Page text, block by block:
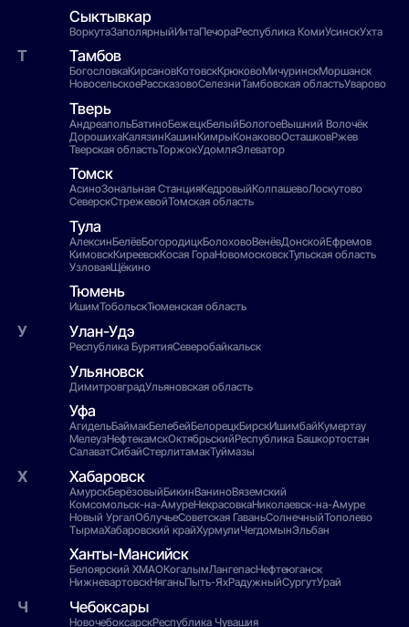
Сыктывкар
ВоркутаЗаполярныйИнтаПечораРеспублика КомиУсинскУхта
Тамбов
БогословкаКирсановКотовскКрюковоМичуринскМоршанск
НовосельскоеРассказовоСелезниТамбовская областьУварово
Тверь
АндреапольБатиноБежецкБелыйБологоеВышний Волочёк
ДорошихаКалязинКашинКимрыКонаковоОсташковРжев
Тверская областьТоржокУдомляЭлеватор
Томск
АсиноЗональная СтанцияКедровыйКолпашевоЛоскутово
СеверскСтрежевойТомская область
Тула
АлексинБелёвБогородицкБолоховоВенёвДонскойЕфремов
КимовскКиреевскКосая ГораНовомосковскТульская область
УзловаяЩёкино
Тюмень
ИшимТобольскТюменская область
Улан-Удэ
Республика БурятияСеверобайкальск
Ульяновск
ДимитровградУльяновская область
Уфа
АгидельБаймакБелебейБелорецкБирскИшимбайКумертау
МелеузНефтекамскОктябрьскийРеспублика Башкортостан
СалаватСибайСтерлитамакТуймазы
Хабаровск
АмурскБерёзовыйБикинВаниноВяземский
Комсомольск-на-АмуреНекрасовкаНиколаевск-на-Амуре
Новый УргалОблучьеСоветская ГаваньСолнечныйТополево
ТырмаХабаровский крайХурмулиЧегдомынЭльбан
Ханты-Мансийск
Белоярский ХМАОКогалымЛангепасНефтеюганск
НижневартовскНяганьПыть-ЯхРадужныйСургутУрай
Чебоксары
НовочебоксарскРеспублика Чувашия